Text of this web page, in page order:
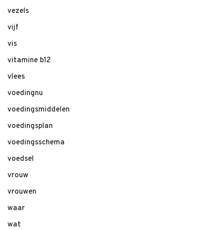
vezels
vijf
vis
vitamine b12
vlees
voedingnu
voedingsmiddelen
voedingsplan
voedingsschema
voedsel
vrouw
vrouwen
waar
wat